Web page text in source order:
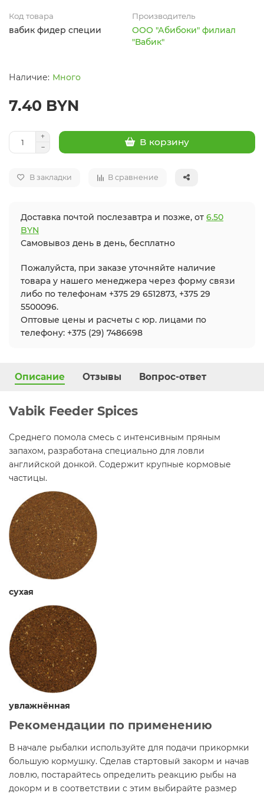
Код товара
вабик фидер специи
Производитель
ООО "Абибоки" филиал
"Вабик"
Много
7.40 BYN
В корзину
В закладки В сравнение
Доставка почтой послезавтра и позже, от 6.50
BYN
Самовывоз день в день, бесплатно
Пожалуйста, при заказе уточняйте наличие
товара у нашего менеджера через форму связи
либо по телефонам +375 29 6512873, +375 29
5500096.
Оптовые цены и расчеты с юр. лицами по
телефону: +375 (29) 7486698
Описание Отзывы Вопрос-ответ
Vabik Feeder Spices
Среднего помола смесь с интенсивным пряным
запахом, разработана специально для ловли
английской донкой. Содержит крупные кормовые
частицы.
сухая
увлажнённая
Рекомендации по применению
В начале рыбалки используйте для подачи прикормки
большую кормушку. Сделав стартовый закорм и начав
ловлю, постарайтесь определить реакцию рыбы на
докорм и в соответствии с этим выбирайте размер